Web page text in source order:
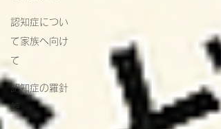
認知症につい
て家族へ向け
て
認知症の羅針
盤